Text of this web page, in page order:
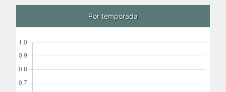
Por temporada